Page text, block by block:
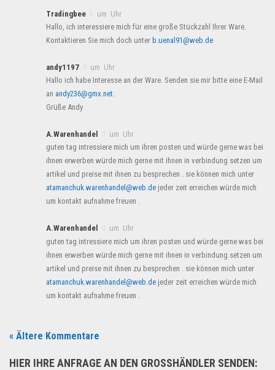
Tradingbee
um Uhr
Hallo, ich interessiere mich für eine große Stückzahl Ihrer Ware.
Kontaktieren Sie mich doch unter b.uenal91@web.de
andy1197
um Uhr
Hallo ich habe Interesse an der Ware. Senden sie mir bitte eine E-Mail
an andy236@gmx.net.
Grüße Andy
A.Warenhandel
um Uhr
guten tag intressiere mich um ihren posten und würde gerne was bei
ihnen erwerben würde mich gerne mit ihnen in verbindung setzen um
artikel und preise mit ihnen zu besprechen . sie können mich unter
atamanchuk.warenhandel@web.de jeder zeit erreichen würde mich
um kontakt aufnahme freuen .
A.Warenhandel
um Uhr
guten tag intressiere mich um ihren posten und würde gerne was bei
ihnen erwerben würde mich gerne mit ihnen in verbindung setzen um
artikel und preise mit ihnen zu besprechen . sie können mich unter
atamanchuk.warenhandel@web.de jeder zeit erreichen würde mich
um kontakt aufnahme freuen .
« Ältere Kommentare
HIER IHRE ANFRAGE AN DEN GROSSHÄNDLER SENDEN: